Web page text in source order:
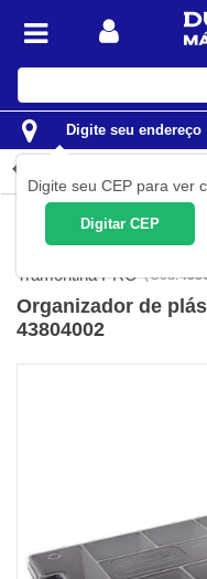
Digite seu endereço
Digite seu CEP para ver
Digitar CEP
Organização Caixas e
Tramontina PRO (Cód.
Organizador de
43804002